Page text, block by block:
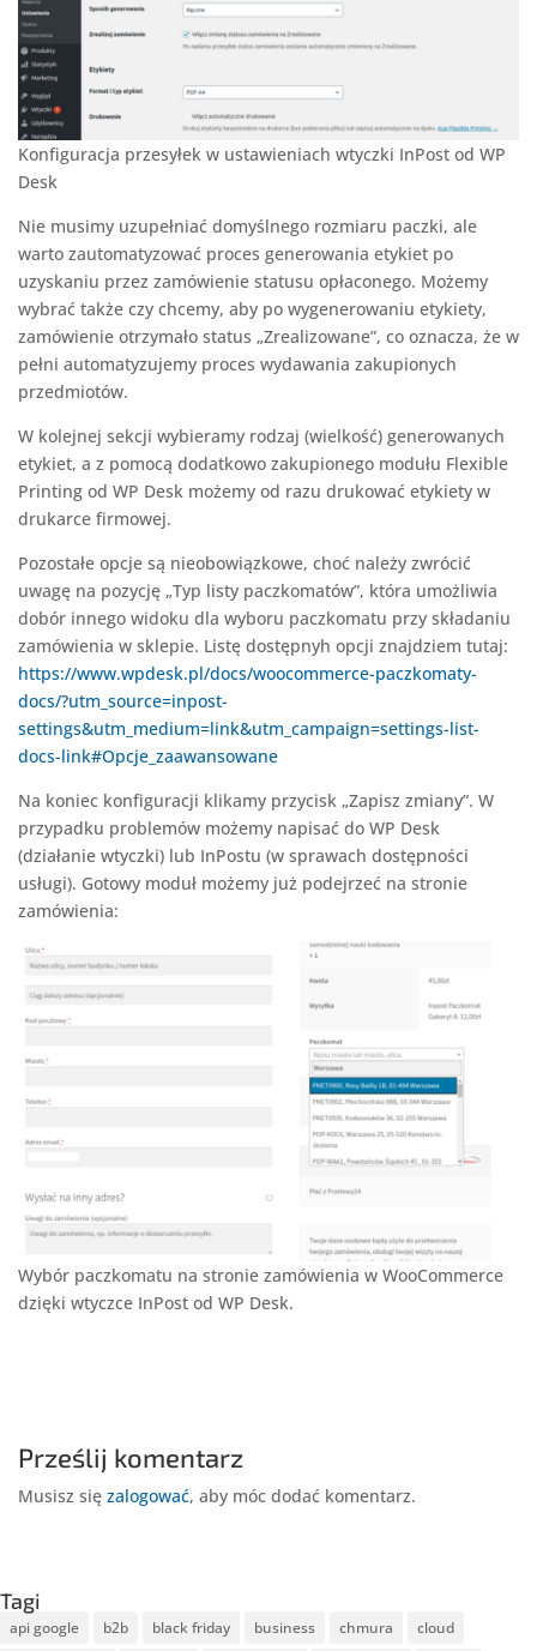
Konfiguracja przesyłek w ustawieniach wtyczki InPost od WP
Desk
Nie musimy uzupełniać domyślnego rozmiaru paczki, ale
warto zautomatyzować proces generowania etykiet po
uzyskaniu przez zamówienie statusu opłaconego. Możemy
wybrać także czy chcemy, aby po wygenerowaniu etykiety,
zamówienie otrzymało status „Zrealizowane”, co oznacza, że w
pełni automatyzujemy proces wydawania zakupionych
przedmiotów.
W kolejnej sekcji wybieramy rodzaj (wielkość) generowanych
etykiet, a z pomocą dodatkowo zakupionego modułu Flexible
Printing od WP Desk możemy od razu drukować etykiety w
drukarce firmowej.
Pozostałe opcje są nieobowiązkowe, choć należy zwrócić
uwagę na pozycję „Typ listy paczkomatów”, która umożliwia
dobór innego widoku dla wyboru paczkomatu przy składaniu
zamówienia w sklepie. Listę dostępnyh opcji znajdziem tutaj:
https://www.wpdesk.pl/docs/woocommerce-paczkomaty-
docs/?utm_source=inpost-
settings&utm_medium=link&utm_campaign=settings-list-
docs-link#Opcje_zaawansowane
Na koniec konfiguracji klikamy przycisk „Zapisz zmiany”. W
przypadku problemów możemy napisać do WP Desk
(działanie wtyczki) lub InPostu (w sprawach dostępności
usługi). Gotowy moduł możemy już podejrzeć na stronie
zamówienia:
Wybór paczkomatu na stronie zamówienia w WooCommerce
dzięki wtyczce InPost od WP Desk.
Prześlij komentarz
Musisz się zalogować, aby móc dodać komentarz.
Tagi
api google b2b black friday business chmura
cloud